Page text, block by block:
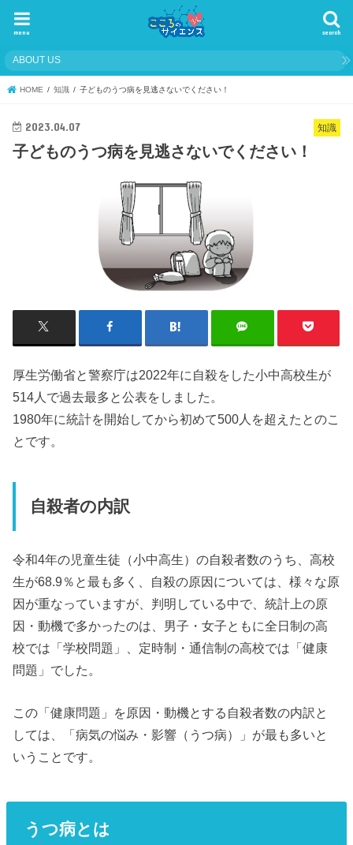
search
menu
ABOUT US
HOME 知識 子どものうつ病を見逃さないでください！
知識
2023.04.07
子どものうつ病を見逃さないでください！
厚生労働省と警察庁は2022年に自殺をした小中高校生が
514人で過去最多と公表をしました。
1980年に統計を開始してから初めて500人を超えたとのこ
とです。
自殺者の内訳
令和4年の児童生徒（小中高生）の自殺者数のうち、高校
生が68.9％と最も多く、自殺の原因については、様々な原
因が重なっていますが、判明している中で、統計上の原
因・動機で多かったのは、男子・女子ともに全日制の高
校では「学校問題」、定時制・通信制の高校では「健康
問題」でした。
この「健康問題」を原因・動機とする自殺者数の内訳と
しては、「病気の悩み・影響（うつ病）」が最も多いと
いうことです。
うつ病とは